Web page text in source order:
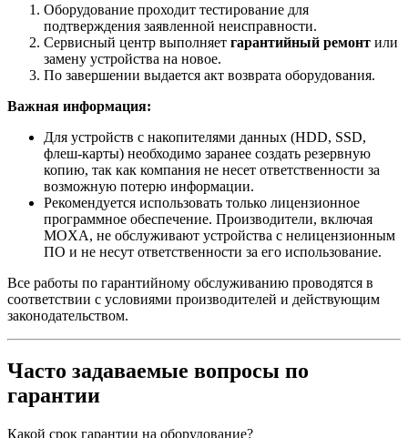
Оборудование проходит тестирование для
подтверждения заявленной неисправности.
Сервисный центр выполняет гарантийный ремонт или
замену устройства на новое.
По завершении выдается акт возврата оборудования.
Важная информация:
Для устройств с накопителями данных (HDD, SSD,
флеш-карты) необходимо заранее создать резервную
копию, так как компания не несет ответственности за
возможную потерю информации.
Рекомендуется использовать только лицензионное
программное обеспечение. Производители, включая
MOXA, не обслуживают устройства с нелицензионным
ПО и не несут ответственности за его использование.
Все работы по гарантийному обслуживанию проводятся в
соответствии с условиями производителей и действующим
законодательством.
Часто задаваемые вопросы по
гарантии
Какой срок гарантии на оборудование?